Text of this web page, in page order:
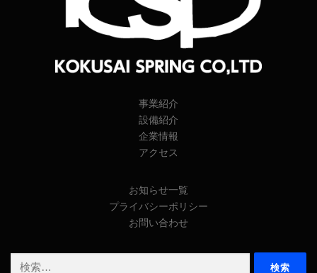
事業紹介
設備紹介
企業情報
アクセス
お知らせ一覧
プライバシーポリシー
お問い合わせ